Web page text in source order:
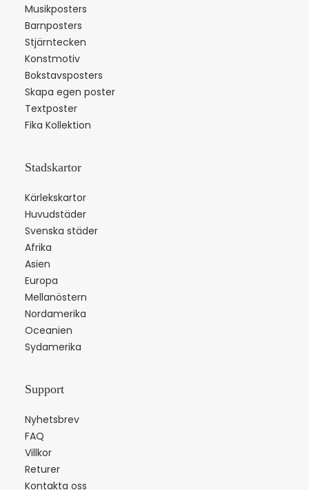
Musikposters
Barnposters
Stjärntecken
Konstmotiv
Bokstavsposters
Skapa egen poster
Textposter
Fika Kollektion
Stadskartor
Kärlekskartor
Huvudstäder
Svenska städer
Afrika
Asien
Europa
Mellanöstern
Nordamerika
Oceanien
Sydamerika
Support
Nyhetsbrev
FAQ
Villkor
Returer
Kontakta oss